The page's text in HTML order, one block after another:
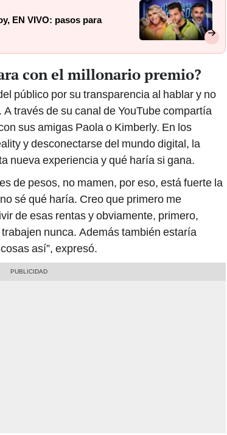
EN VIVO: pasos para
con el millonario premio?
público por su transparencia al hablar y no
través de su canal de YouTube compartía
sus amigas Paola o Kimberly. En los
y desconectarse del mundo digital, la
nueva experiencia y qué haría si gana.
de pesos, no mamen, por eso, está fuerte la
sé qué haría. Creo que primero me
de esas rentas y obviamente, primero,
nunca. Además también estaría
así”, expresó.